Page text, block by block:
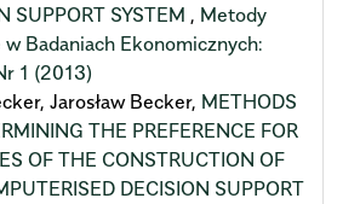
SUPPORT SYSTEM , Metody
w Badaniach Ekonomicznych:
1 (2013)
Jarosław Becker, METHODS
THE PREFERENCE FOR
OF THE CONSTRUCTION OF
DECISION SUPPORT